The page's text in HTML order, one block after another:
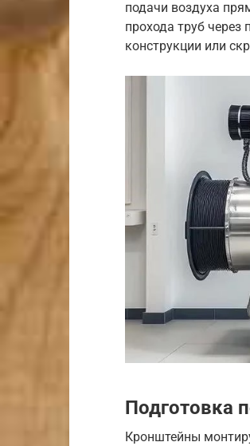
подачи воздуха
прохода труб
конструкции или
Подготовка
Кронштейны